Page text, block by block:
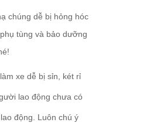
chúng dễ bị hỏng hóc
tùng và bảo dưỡng
xe dễ bị sỉn, két rỉ
lao động chưa có
động. Luôn chú ý